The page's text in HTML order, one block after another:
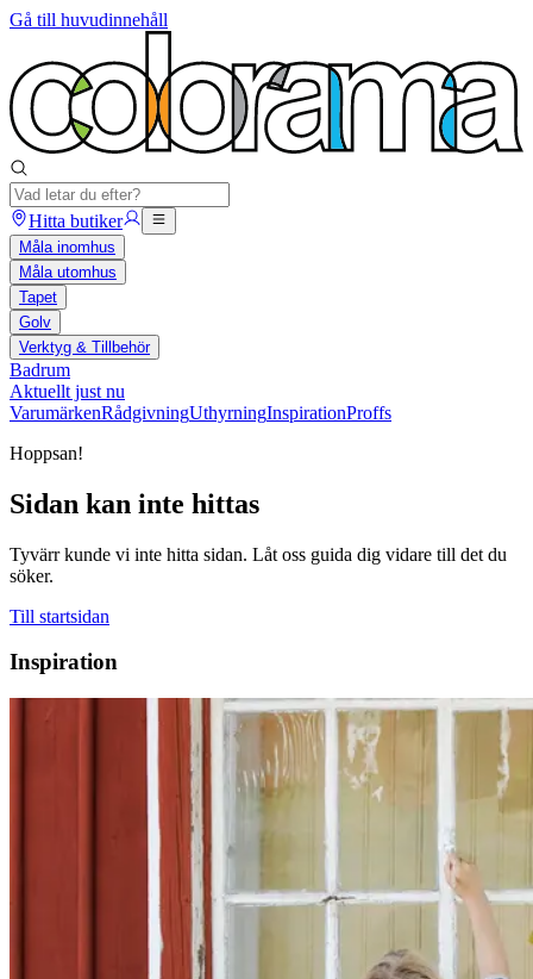
Gå till huvudinnehåll
Hitta butiker
Måla inomhus
Måla utomhus
Tapet
Golv
Verktyg & Tillbehör
Badrum
Aktuellt just nu
VarumärkenRådgivningUthyrningInspirationProffs
Hoppsan!
Sidan kan inte hittas
Tyvärr kunde vi inte hitta sidan. Låt oss guida dig vidare till det du
söker.
Till startsidan
Inspiration